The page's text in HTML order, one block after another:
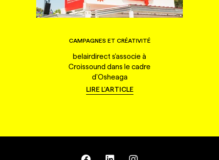
CAMPAGNES ET CRÉATIVITÉ
belairdirect s'associe à
Croissound dans le cadre
d'Osheaga
LIRE L'ARTICLE